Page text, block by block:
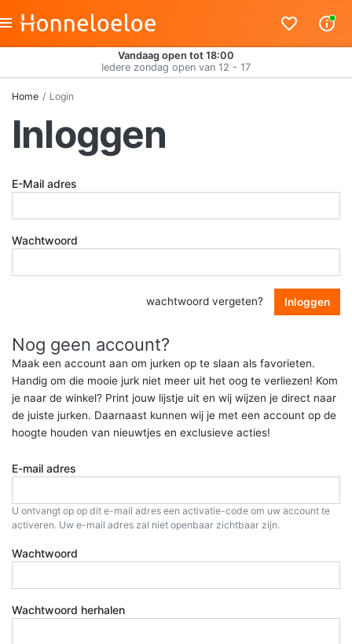
Vandaag open tot 18:00
Iedere zondag open van 12 - 17
Home Login
Inloggen
E-Mail adres
Wachtwoord
wachtwoord vergeten? Inloggen
Nog geen account?
Maak een account aan om jurken op te slaan als favorieten.
Handig om die mooie jurk niet meer uit het oog te verliezen! Kom
je naar de winkel? Print jouw lijstje uit en wij wijzen je direct naar
de juiste jurken. Daarnaast kunnen wij je met een account op de
hoogte houden van nieuwtjes en exclusieve acties!
E-mail adres
U ontvangt op op dit e-mail adres een activatie-code om uw account te
activeren. Uw e-mail adres zal niet openbaar zichtbaar zijn.
Wachtwoord
Wachtwoord herhalen